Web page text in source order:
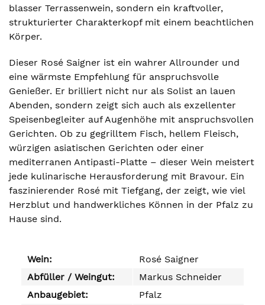
blasser Terrassenwein, sondern ein kraftvoller,
strukturierter Charakterkopf mit einem beachtlichen
Körper.
Dieser Rosé Saigner ist ein wahrer Allrounder und
eine wärmste Empfehlung für anspruchsvolle
Genießer. Er brilliert nicht nur als Solist an lauen
Abenden, sondern zeigt sich auch als exzellenter
Speisenbegleiter auf Augenhöhe mit anspruchsvollen
Gerichten. Ob zu gegrilltem Fisch, hellem Fleisch,
würzigen asiatischen Gerichten oder einer
mediterranen Antipasti-Platte – dieser Wein meistert
jede kulinarische Herausforderung mit Bravour. Ein
faszinierender Rosé mit Tiefgang, der zeigt, wie viel
Herzblut und handwerkliches Können in der Pfalz zu
Hause sind.
Wein:
Rosé Saigner
Abfüller / Weingut:
Markus Schneider
Anbaugebiet:
Pfalz